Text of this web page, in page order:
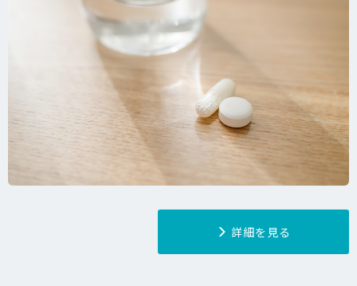
詳細を見る